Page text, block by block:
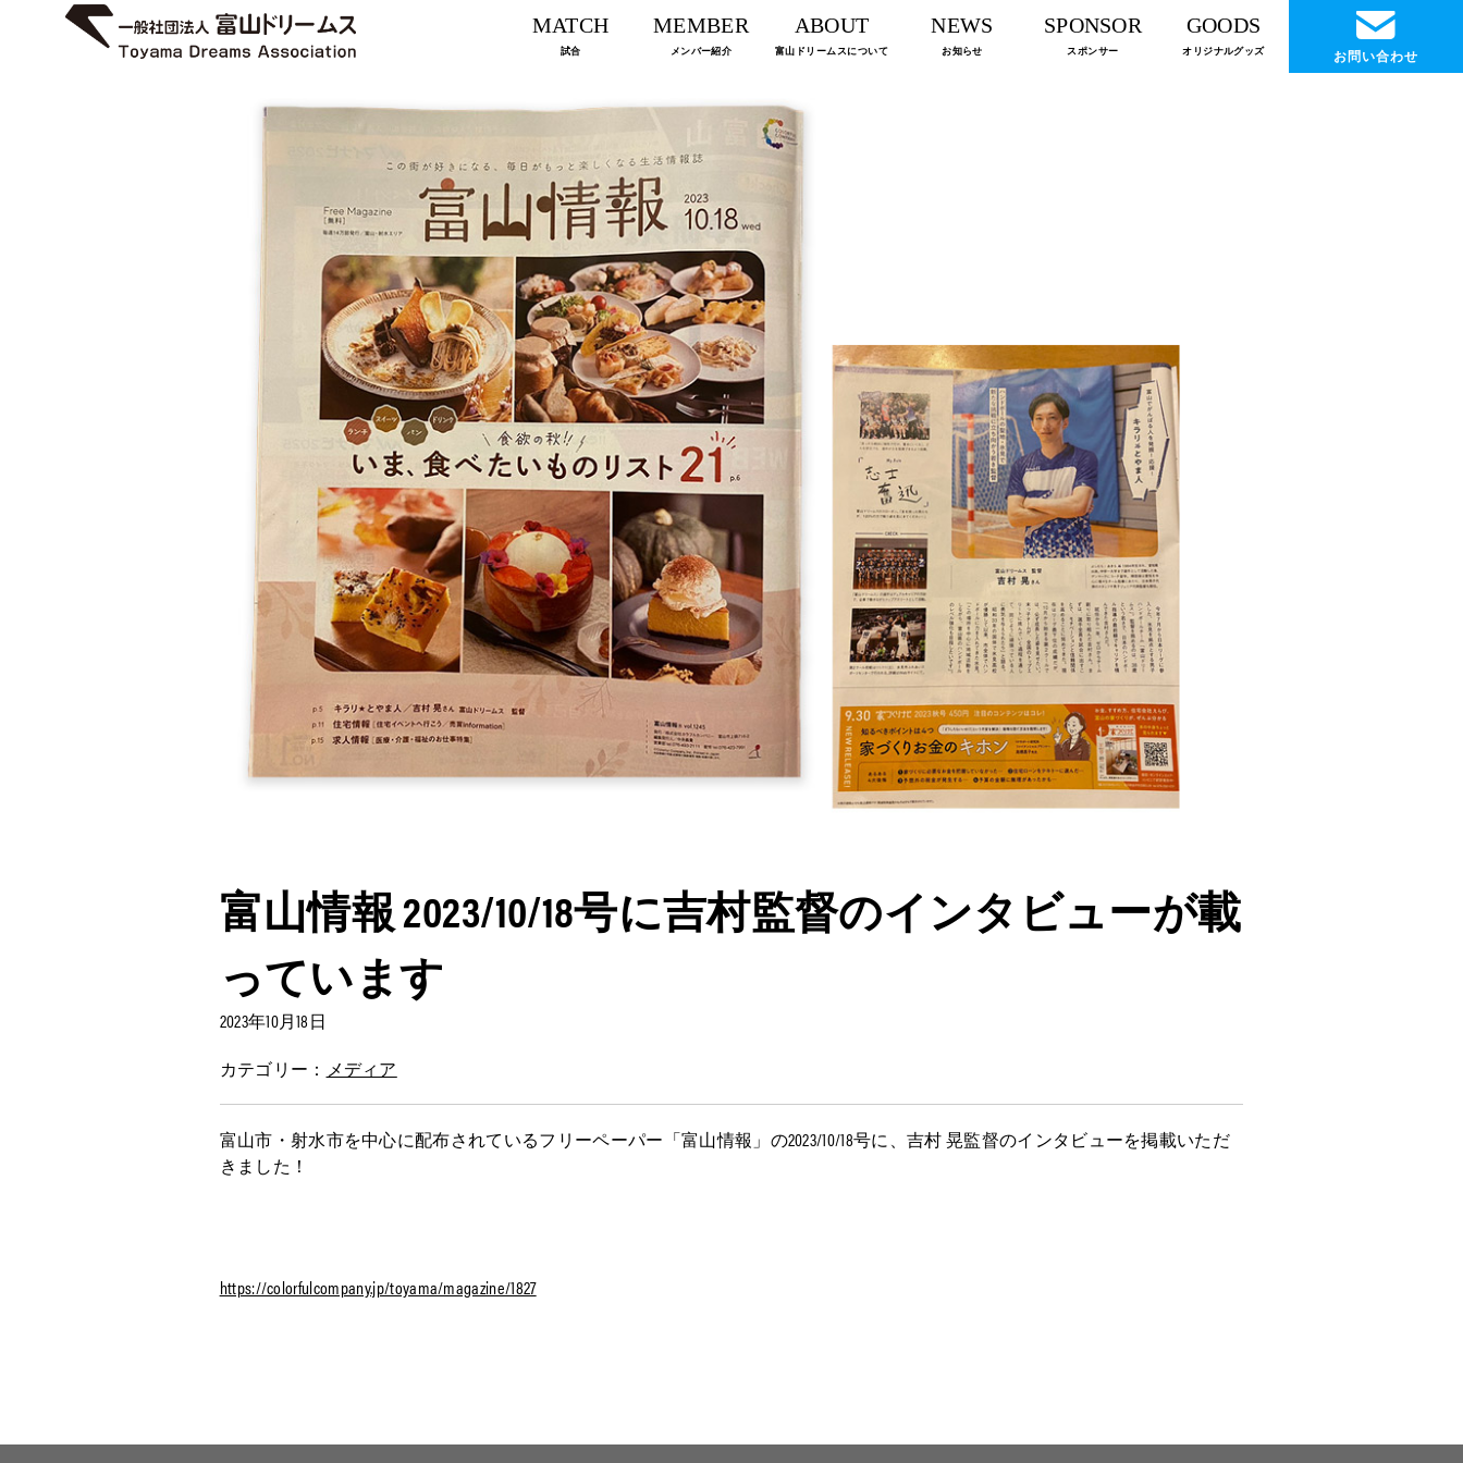
MATCH
試合
MEMBER
メンバー紹介
ABOUT
富山ドリームスについて
NEWS
お知らせ
SPONSOR
スポンサー
GOODS
オリジナルグッズ お問い合わせ
富山情報 2023/10/18号に吉村監督のインタビューが載
っています
2023年10月18日
カテゴリー： メディア
富山市・射水市を中心に配布されているフリーペーパー「富山情報」の2023/10/18号に、吉村 晃監督のインタビューを掲載いただ
きました！
https://colorfulcompany.jp/toyama/magazine/1827